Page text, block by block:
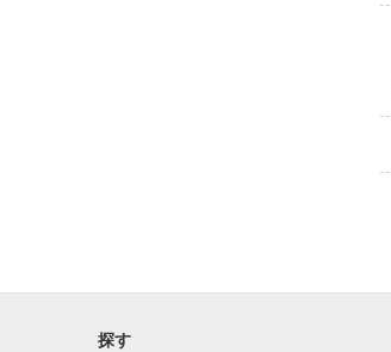
探す